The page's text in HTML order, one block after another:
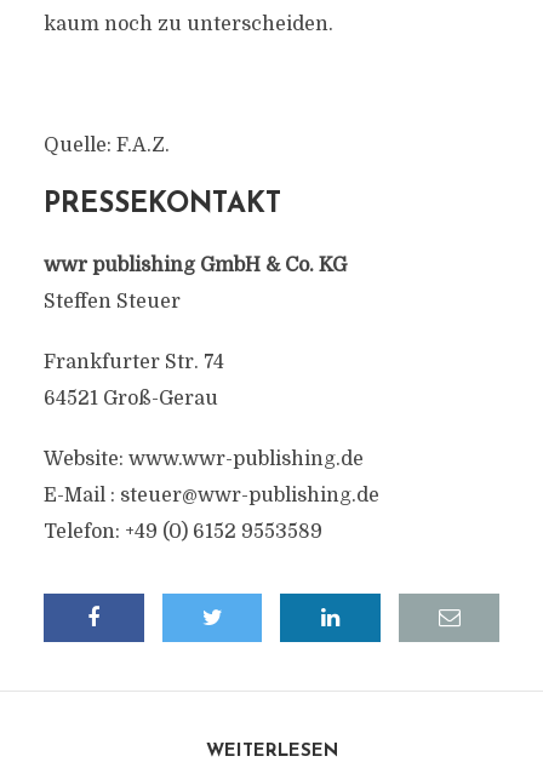
kaum noch zu unterscheiden.
Quelle: F.A.Z.
PRESSEKONTAKT
wwr publishing GmbH & Co. KG
Steffen Steuer
Frankfurter Str. 74
64521 Groß-Gerau
Website: www.wwr-publishing.de
E-Mail : steuer@wwr-publishing.de
Telefon: +49 (0) 6152 9553589
WEITERLESEN